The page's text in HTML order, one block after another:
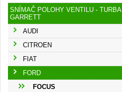
SNÍMAČ POLOHY VENTILU - TURBA
GARRETT
AUDI
CITROEN
FIAT
FORD
FOCUS